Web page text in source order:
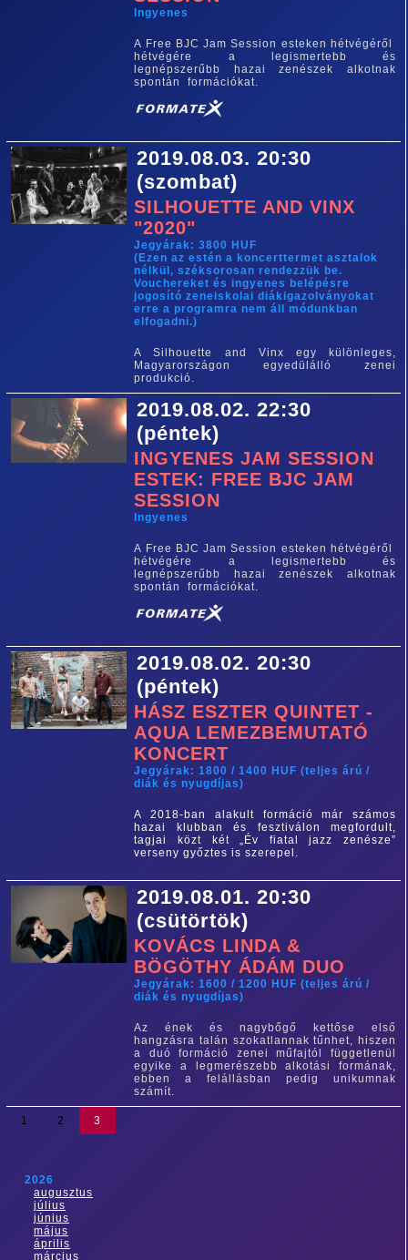
Ingyenes
A Free BJC Jam Session esteken hétvégéről
hétvégére a legismertebb és
legnépszerűbb hazai zenészek alkotnak
spontán formációkat.
2019.08.03. 20:30
(szombat)
SILHOUETTE AND VINX
"2020"
Jegyárak: 3800 HUF
(Ezen az estén a koncerttermet asztalok
nélkül, széksorosan rendezzük be.
Vouchereket és ingyenes belépésre
jogosító zeneiskolai diákigazolványokat
erre a programra nem áll módunkban
elfogadni.)
A Silhouette and Vinx egy különleges,
Magyarországon egyedülálló zenei
produkció.
2019.08.02. 22:30
(péntek)
INGYENES JAM SESSION
ESTEK: FREE BJC JAM
SESSION
Ingyenes
A Free BJC Jam Session esteken hétvégéről
hétvégére a legismertebb és
legnépszerűbb hazai zenészek alkotnak
spontán formációkat.
2019.08.02. 20:30
(péntek)
HÁSZ ESZTER QUINTET -
AQUA LEMEZBEMUTATÓ
KONCERT
Jegyárak: 1800 / 1400 HUF (teljes árú /
diák és nyugdíjas)
A 2018-ban alakult formáció már számos
hazai klubban és fesztiválon megfordult,
tagjai közt két „Év fiatal jazz zenésze”
verseny győztes is szerepel.
2019.08.01. 20:30
(csütörtök)
KOVÁCS LINDA &
BÖGÖTHY ÁDÁM DUO
Jegyárak: 1600 / 1200 HUF (teljes árú /
diák és nyugdíjas)
Az ének és nagybőgő kettőse első
hangzásra talán szokatlannak tűnhet, hiszen
a duó formáció zenei műfajtól függetlenül
egyike a legmerészebb alkotási formának,
ebben a felállásban pedig unikumnak
számít.
1 2 3
2026
augusztus
július
június
május
április
március